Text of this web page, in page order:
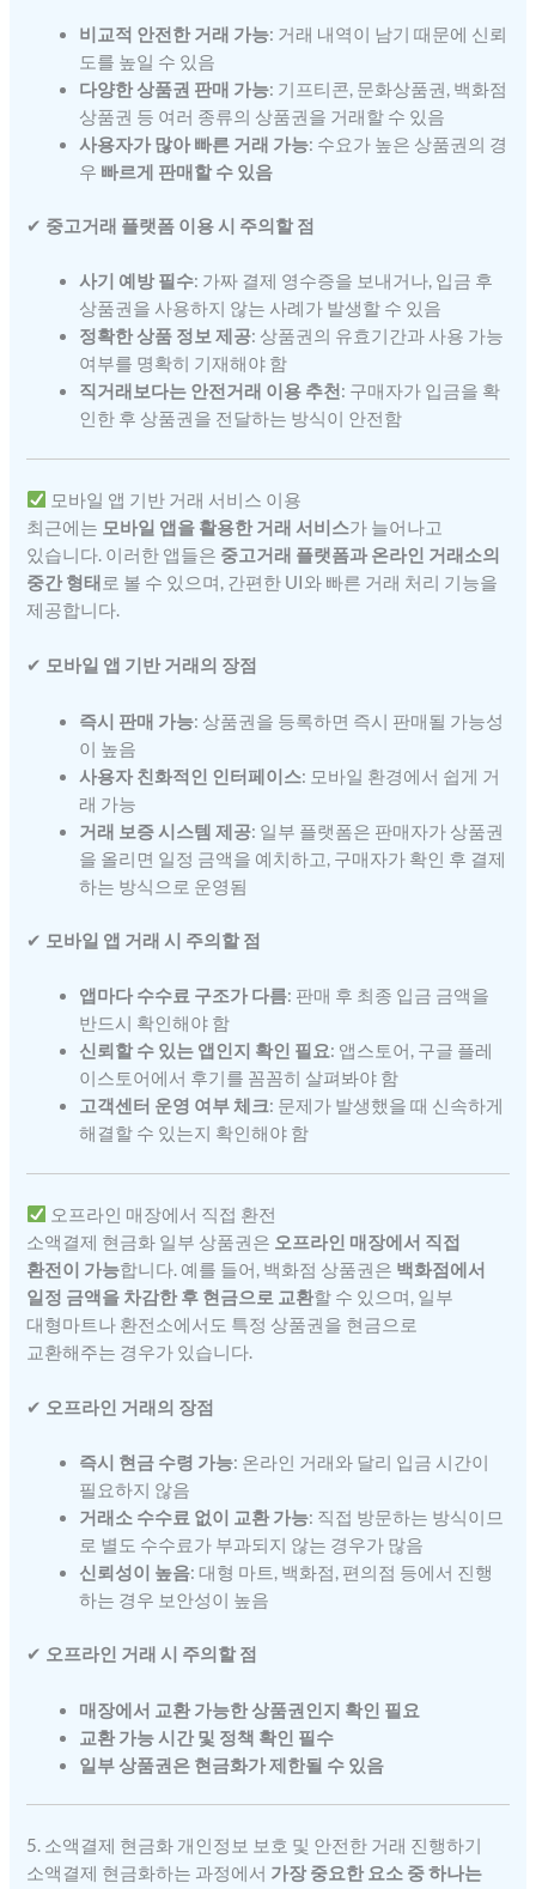
비교적 안전한 거래 가능: 거래 내역이 남기 때문에 신뢰
도를 높일 수 있음
다양한 상품권 판매 가능: 기프티콘, 문화상품권, 백화점
상품권 등 여러 종류의 상품권을 거래할 수 있음
사용자가 많아 빠른 거래 가능: 수요가 높은 상품권의 경
우 빠르게 판매할 수 있음
✔ 중고거래 플랫폼 이용 시 주의할 점
사기 예방 필수: 가짜 결제 영수증을 보내거나, 입금 후
상품권을 사용하지 않는 사례가 발생할 수 있음
정확한 상품 정보 제공: 상품권의 유효기간과 사용 가능
여부를 명확히 기재해야 함
직거래보다는 안전거래 이용 추천 : 구매자가 입금을 확
인한 후 상품권을 전달하는 방식이 안전함
모바일 앱 기반 거래 서비스 이용
최근에는 모바일 앱을 활용한 거래 서비스가 늘어나고
있습니다. 이러한 앱들은 중고거래 플랫폼과 온라인 거래소의
중간 형태 로 볼 수 있으며, 간편한 UI와 빠른 거래 처리 기능을
제공합니다.
✔ 모바일 앱 기반 거래의 장점
즉시 판매 가능: 상품권을 등록하면 즉시 판매될 가능성
이 높음
사용자 친화적인 인터페이스: 모바일 환경에서 쉽게 거
래 가능
거래 보증 시스템 제공: 일부 플랫폼은 판매자가 상품권
을 올리면 일정 금액을 예치하고, 구매자가 확인 후 결제
하는 방식으로 운영됨
✔ 모바일 앱 거래 시 주의할 점
앱마다 수수료 구조가 다름: 판매 후 최종 입금 금액을
반드시 확인해야 함
신뢰할 수 있는 앱인지 확인 필요: 앱스토어, 구글 플레
이스토어에서 후기를 꼼꼼히 살펴봐야 함
고객센터 운영 여부 체크: 문제가 발생했을 때 신속하게
해결할 수 있는지 확인해야 함
오프라인 매장에서 직접 환전
소액결제 현금화 일부 상품권은 오프라인 매장에서 직접
환전이 가능합니다. 예를 들어, 백화점 상품권은 백화점에서
일정 금액을 차감한 후 현금으로 교환할 수 있으며, 일부
대형마트나 환전소에서도 특정 상품권을 현금으로
교환해주는 경우가 있습니다.
✔ 오프라인 거래의 장점
즉시 현금 수령 가능: 온라인 거래와 달리 입금 시간이
필요하지 않음
거래소 수수료 없이 교환 가능: 직접 방문하는 방식이므
로 별도 수수료가 부과되지 않는 경우가 많음
신뢰성이 높음: 대형 마트, 백화점, 편의점 등에서 진행
하는 경우 보안성이 높음
✔ 오프라인 거래 시 주의할 점
매장에서 교환 가능한 상품권인지 확인 필요
교환 가능 시간 및 정책 확인 필수
일부 상품권은 현금화가 제한될 수 있음
5. 소액결제 현금화 개인정보 보호 및 안전한 거래 진행하기
소액결제 현금화하는 과정에서 가장 중요한 요소 중 하나는